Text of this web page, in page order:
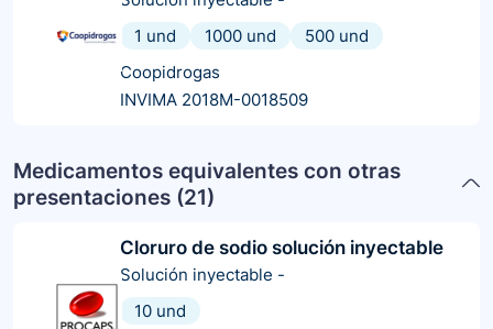
1 und
1000 und
500 und
Coopidrogas
INVIMA 2018M-0018509
Medicamentos equivalentes con otras
presentaciones (21)
Cloruro de sodio solución inyectable
Solución inyectable -
10 und